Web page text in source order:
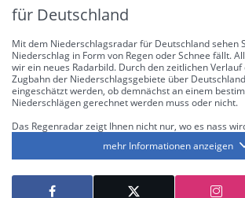
für Deutschland
Mit dem Niederschlagsradar für Deutschland sehen
Niederschlag in Form von Regen oder Schnee fällt.
wir ein neues Radarbild. Durch den zeitlichen Verlauf
Zugbahn der Niederschlagsgebiete über
eingeschätzt werden, ob demnächst an einem
Niederschlägen gerechnet werden muss oder nicht.
Das Regenradar zeigt Ihnen nicht nur, wo es nass
die Niederschlagsintensität. Diese bezieht sich laut
jeweils auf die Niederschlagsmenge in l/m² pro
Schneefall. Die 6 Stufen sind wie folgt gegliedert:
symbolisieren leichte bis mäßige Regen- bzw.
mehr Informationen anzeigen